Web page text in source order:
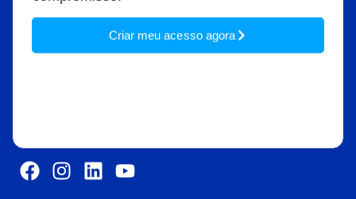
Criar meu acesso agora